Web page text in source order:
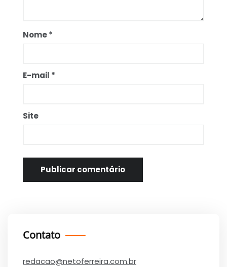
Nome*
E-mail *
Site
Contato
redacao@netoferreira.com.br